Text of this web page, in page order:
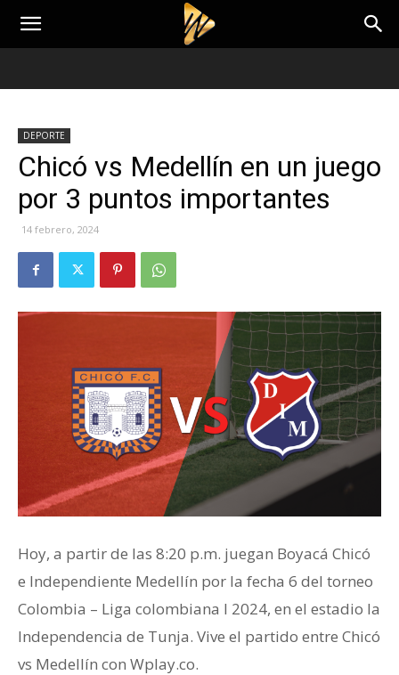
DEPORTE
Chicó vs Medellín en un juego
por 3 puntos importantes
14 febrero, 2024
Hoy, a partir de las 8:20 p.m. juegan Boyacá Chicó
e Independiente Medellín por la fecha 6 del torneo
Colombia – Liga colombiana I 2024, en el estadio la
Independencia de Tunja. Vive el partido entre Chicó
vs Medellín con Wplay.co.